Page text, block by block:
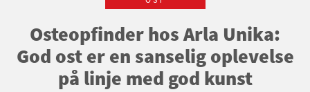
Osteopfinder hos Arla Unika:
God ost er en sanselig oplevelse
på linje med god kunst